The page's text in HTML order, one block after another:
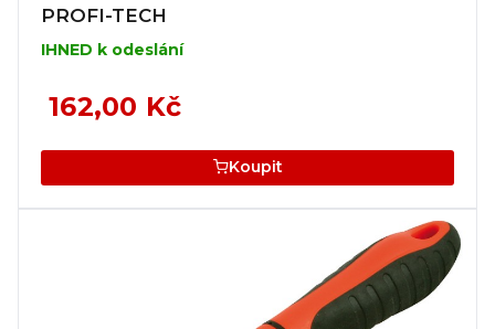
PROFI-TECH
IHNED k odeslání
162,00 Kč
Koupit